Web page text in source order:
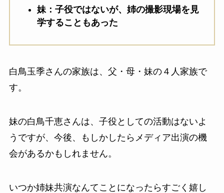
妹：子役ではないが、姉の撮影現場を見
学することもあった
白鳥玉季さんの家族は、父・母・妹の４人家族で
す。
妹の白鳥千恵さんは、子役としての活動はないよ
うですが、今後、もしかしたらメディア出演の機
会があるかもしれません。
いつか姉妹共演なんてことになったらすごく嬉し